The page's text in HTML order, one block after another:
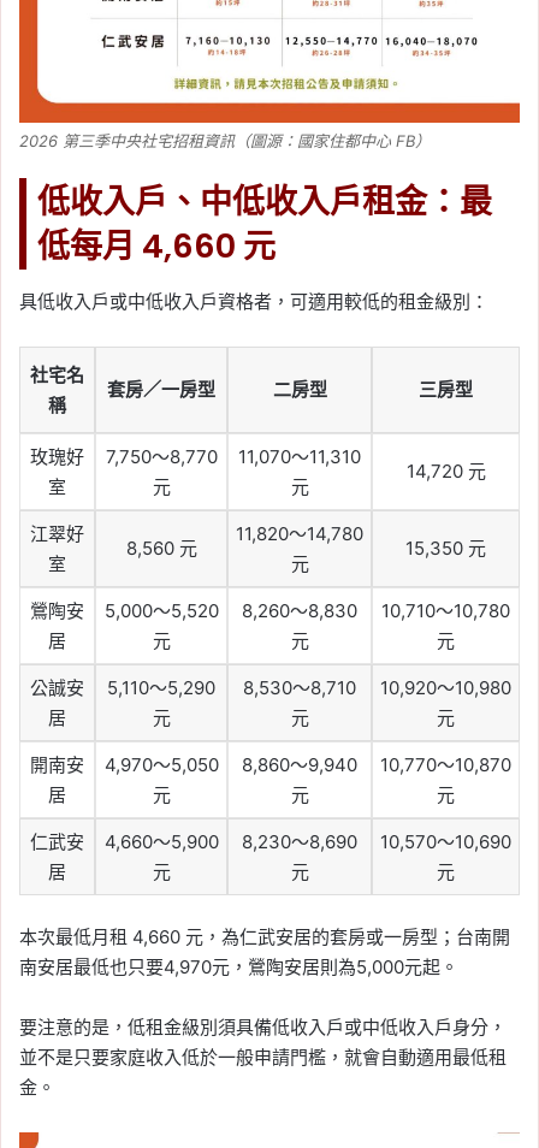
2026 第三季中央社宅招租資訊（圖源：國家住都中心 FB）
低收入戶、中低收入戶租金：最
低每月 4,660 元
具低收入戶或中低收入戶資格者，可適用較低的租金級別：
社宅名
稱
套房／一房型 二房型 三房型
玫瑰好
室
7,750～8,770
元
11,070～11,310
元
14,720 元
江翠好
室
8,560 元
11,820～14,780
元
15,350 元
鶯陶安
居
5,000～5,520
元
8,260～8,830
元
10,710～10,780
元
公誠安
居
5,110～5,290
元
8,530～8,710
元
10,920～10,980
元
開南安
居
4,970～5,050
元
8,860～9,940
元
10,770～10,870
元
仁武安
居
4,660～5,900
元
8,230～8,690
元
10,570～10,690
元
本次最低月租 4,660 元，為仁武安居的套房或一房型；台南開
南安居最低也只要4,970元，鶯陶安居則為5,000元起。
要注意的是，低租金級別須具備低收入戶或中低收入戶身分，
並不是只要家庭收入低於一般申請門檻，就會自動適用最低租
金。